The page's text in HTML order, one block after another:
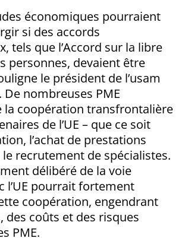
économiques pourraient
si des accords
tels que l’Accord sur la libre
personnes, devaient être
le président de l’usam
De nombreuses PME
la coopération transfrontalière
de l’UE – que ce soit
l’achat de prestations
recrutement de spécialistes.
délibéré de la voie
l’UE pourrait fortement
coopération, engendrant
des coûts et des risques
PME.